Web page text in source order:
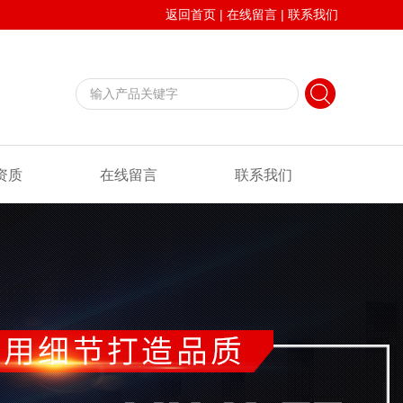
返回首页 | 在线留言 | 联系我们
质 在线留言 联系我们